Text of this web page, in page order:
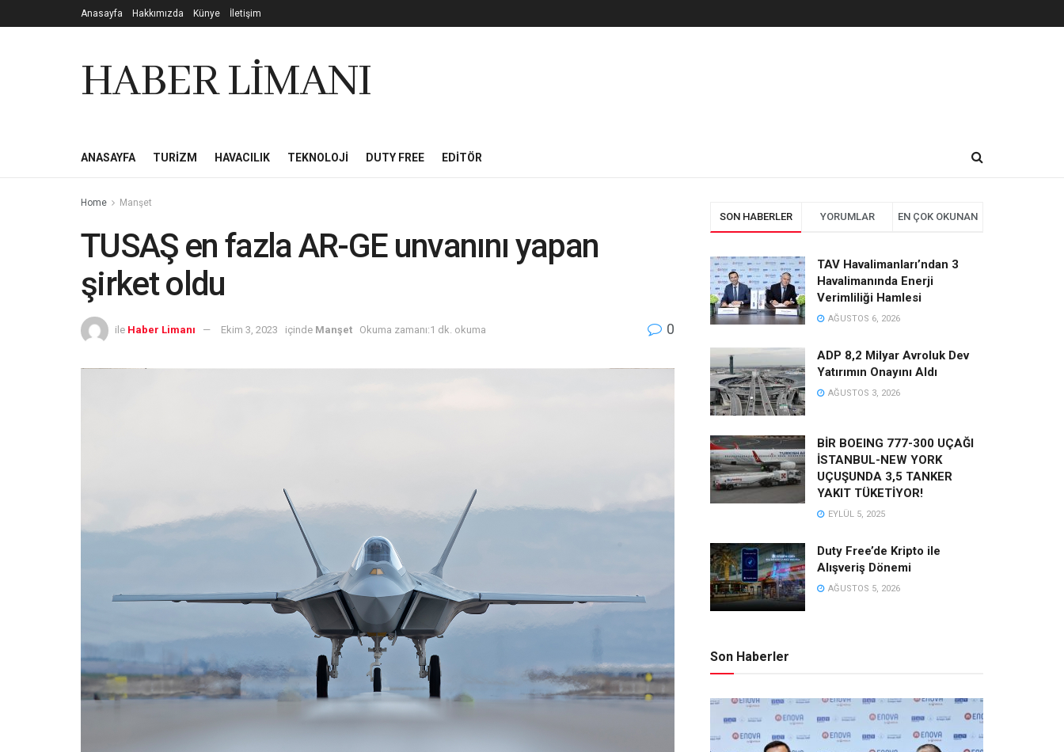
Anasayfa Hakkımızda Künye İletişim
HABER LİMANI
ANASAYFA TURIZM HAVACILIK TEKNOLOJI DUTY FREE EDITÖR
Home Manşet
TUSAŞ en fazla AR-GE unvanını yapan
şirket oldu
ile Haber Limanı Ekim 3, 2023 içinde Manşet Okuma zamanı:1 dk. okuma 0
SON HABERLER YORUMLAR EN ÇOK OKUNAN
TAV Havalimanları’ndan 3
Havalimanında Enerji
Verimliliği Hamlesi
AĞUSTOS 6, 2026
ADP 8,2 Milyar Avroluk Dev
Yatırımın Onayını Aldı
AĞUSTOS 3, 2026
BİR BOEING 777-300 UÇAĞI
İSTANBUL-NEW YORK
UÇUŞUNDA 3,5 TANKER
YAKIT TÜKETİYOR!
EYLÜL 5, 2025
Duty Free’de Kripto ile
Alışveriş Dönemi
AĞUSTOS 5, 2026
Son Haberler